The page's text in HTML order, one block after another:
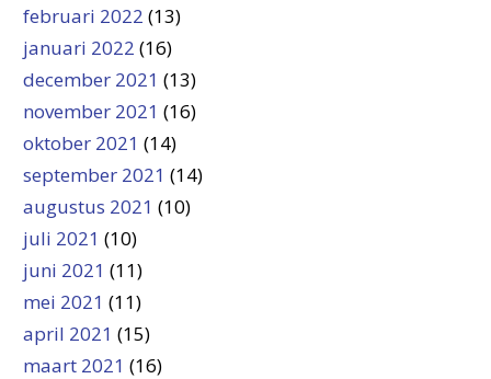
februari 2022 (13)
januari 2022 (16)
december 2021 (13)
november 2021 (16)
oktober 2021 (14)
september 2021 (14)
augustus 2021 (10)
juli 2021 (10)
juni 2021 (11)
mei 2021 (11)
april 2021 (15)
maart 2021 (16)